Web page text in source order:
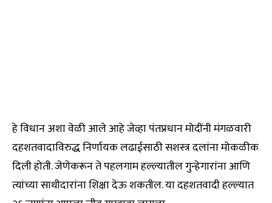
हे विधान अशा वेळी आले आहे जेव्हा पंतप्रधान मोदींनी मंगळवारी
दहशतवादाविरुद्ध निर्णायक लढाईसाठी सशस्त्र दलांना मोकळीक
दिली होती. जेणेकरून ते पहलगाम हल्ल्यातील गुन्हेगारांना आणि
त्यांच्या साथीदारांना शिक्षा देऊ शकतील. या दहशतवादी हल्ल्यात